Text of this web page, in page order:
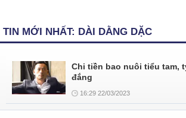
TIN MỚI NHẤT: DÀI DẰNG DẶC
Chi tiền bao nuôi tiểu tam,
đắng
16:29 22/03/2023